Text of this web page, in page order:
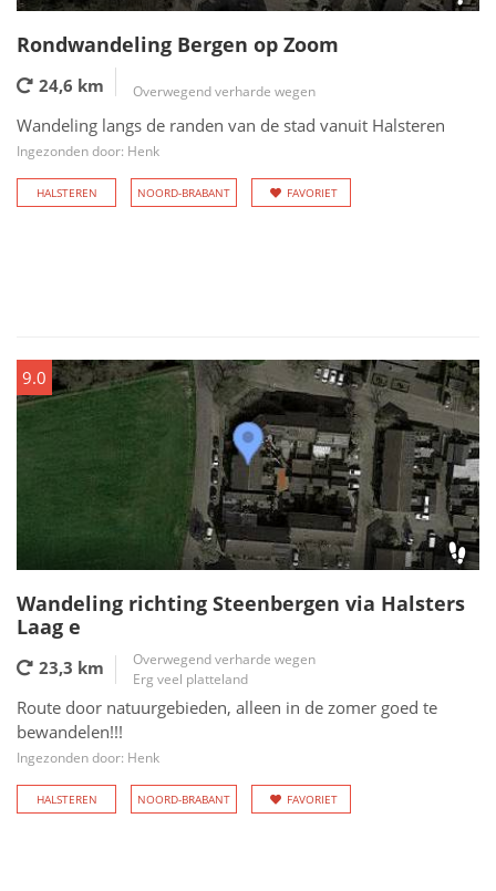
Rondwandeling Bergen op Zoom
24,6 km Overwegend verharde wegen
Wandeling langs de randen van de stad vanuit Halsteren
Ingezonden door: Henk
HALSTEREN NOORD-BRABANT FAVORIET
9.0
Wandeling richting Steenbergen via Halsters
Laag e
23,3 km
Overwegend verharde wegen
Erg veel platteland
Route door natuurgebieden, alleen in de zomer goed te
bewandelen!!!
Ingezonden door: Henk
HALSTEREN NOORD-BRABANT FAVORIET